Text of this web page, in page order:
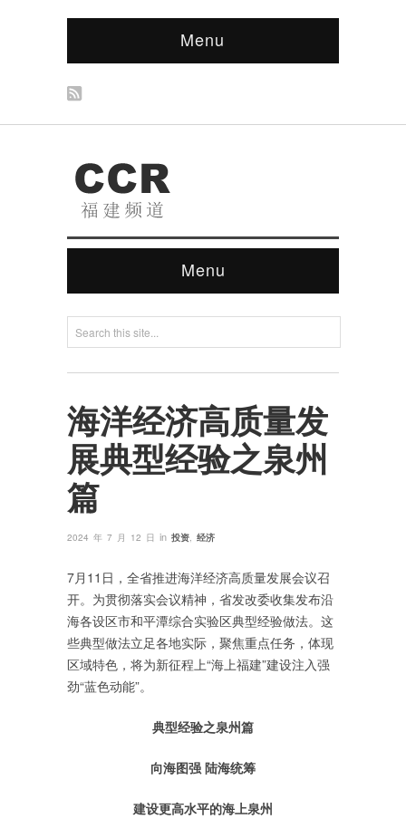
Menu
Menu
海洋经济高质量发
展典型经验之泉州
篇
2024 年 7 月 12 日 in 投资, 经济
7月11日，全省推进海洋经济高质量发展会议召
开。为贯彻落实会议精神，省发改委收集发布沿
海各设区市和平潭综合实验区典型经验做法。这
些典型做法立足各地实际，聚焦重点任务，体现
区域特色，将为新征程上“海上福建”建设注入强
劲“蓝色动能”。
典型经验之泉州篇
向海图强 陆海统筹
建设更高水平的海上泉州